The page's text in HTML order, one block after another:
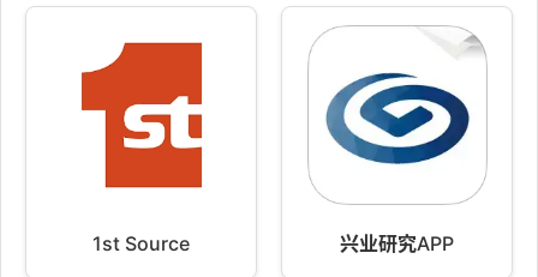
1st Source 兴业研究APP